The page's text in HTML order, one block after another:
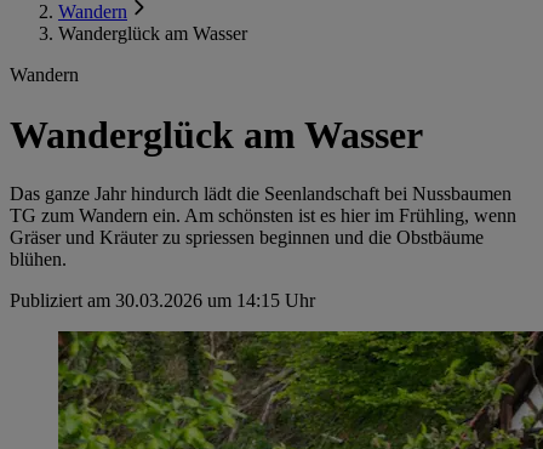
Wandern
Wanderglück am Wasser
Wandern
Wanderglück am Wasser
Das ganze Jahr hindurch lädt die Seenlandschaft bei Nussbaumen
TG zum Wandern ein. Am schönsten ist es hier im Frühling, wenn
Gräser und Kräuter zu spriessen beginnen und die Obstbäume
blühen.
Publiziert am 30.03.2026 um 14:15 Uhr